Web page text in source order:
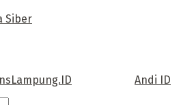
Siber
Andi ID